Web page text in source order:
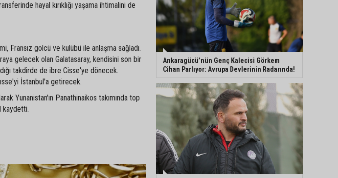
hayal kırıklığı yaşama ihtimalini de
Fransız golcü ve kulübü ile anlaşma sağladı.
gelecek olan Galatasaray, kendisini son bir
takdirde de ibre Cisse'ye dönecek.
İstanbul'a getirecek.
Yunanistan'ın Panathinaikos takımında top
kaydetti.
Ankaragücü’nün Genç Kalecisi Görkem
Cihan Parlıyor: Avrupa Devlerinin Radarında!